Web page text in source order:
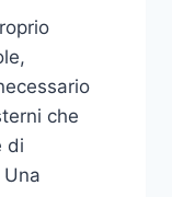
che
di